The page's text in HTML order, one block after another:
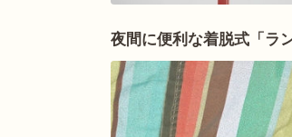
夜間に便利な着脱式「ラ